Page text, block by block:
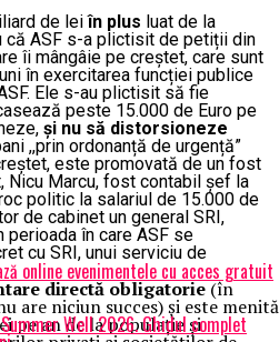
de leiîn plus luat de la
că ASF s-a plictisit de petiții din
îi mângâie pe creștet, care sunt
în exercitarea funcției publice
Ele s-au plictisit să fie
peste 15.000 de Euro pe
și nu să distorsioneze
,,prin ordonanță de urgență”
este promovată de un fost
Nicu Marcu, fost contabil șef la
politic la salariul de 15.000 de
de cabinet un general SRI,
perioada în care ASF se
cu SRI, unui serviciu de
directă obligatorie(în
are niciun succes) și este menită
pe an de la populație și
online evenimentele cu acces gratuit
Well 2026. Ghidul complet